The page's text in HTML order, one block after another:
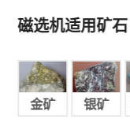
磁选机适用矿石
金矿 银矿